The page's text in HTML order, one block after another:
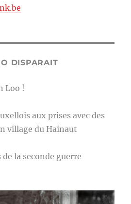
DISPARAIT
Loo !
aux prises avec des
village du Hainaut
la seconde guerre